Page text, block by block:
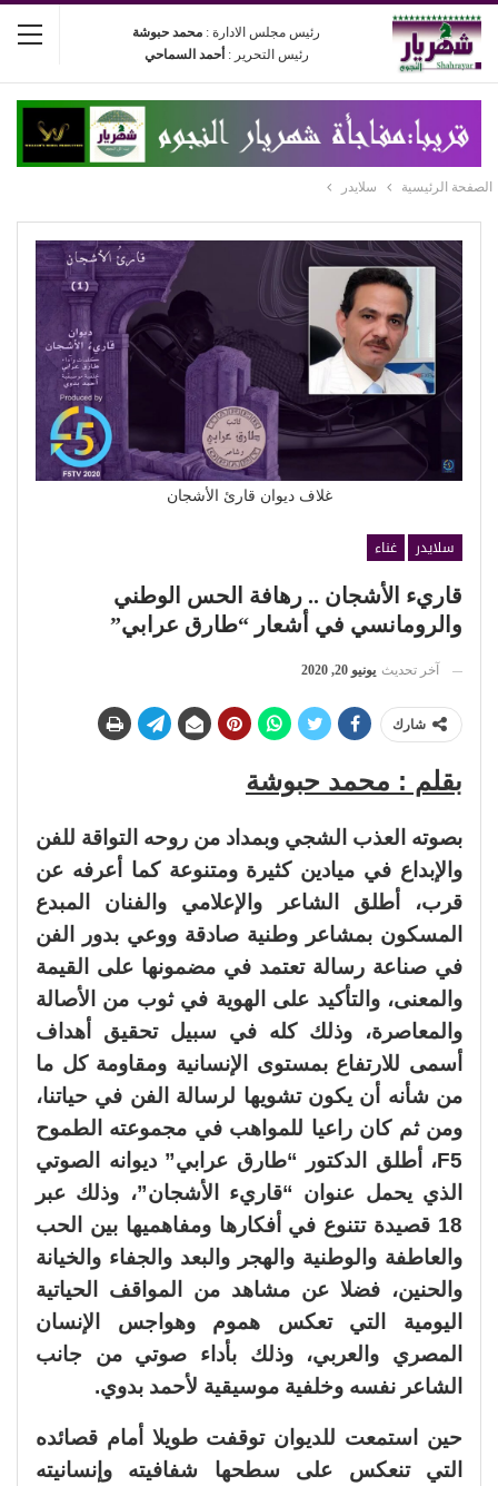
رئيس مجلس الادارة : محمد حبوشة
رئيس التحرير : أحمد السماحي
الصفحة الرئيسية سلايدر
غلاف ديوان قارئ الأشجان
سلايدر
غناء
قاريء الأشجان .. رهافة الحس الوطني
والرومانسي في أشعار “طارق عرابي”
آخر تحديث يونيو 20, 2020
شارك
بقلم : محمد حبوشة
بصوته العذب الشجي وبمداد من روحه التواقة للفن
والإبداع في ميادين كثيرة ومتنوعة كما أعرفه عن
قرب، أطلق الشاعر والإعلامي والفنان المبدع
المسكون بمشاعر وطنية صادقة ووعي بدور الفن
في صناعة رسالة تعتمد في مضمونها على القيمة
والمعنى، والتأكيد على الهوية في ثوب من الأصالة
والمعاصرة، وذلك كله في سبيل تحقيق أهداف
أسمى للارتفاع بمستوى الإنسانية ومقاومة كل ما
من شأنه أن يكون تشويها لرسالة الفن في حياتنا،
ومن ثم كان راعيا للمواهب في مجموعته الطموح
F5، أطلق الدكتور “طارق عرابي” ديوانه الصوتي
الذي يحمل عنوان “قاريء الأشجان”، وذلك عبر
18 قصيدة تتنوع في أفكارها ومفاهميها بين الحب
والعاطفة والوطنية والهجر والبعد والجفاء والخيانة
والحنين، فضلا عن مشاهد من المواقف الحياتية
اليومية التي تعكس هموم وهواجس الإنسان
المصري والعربي، وذلك بأداء صوتي من جانب
الشاعر نفسه وخلفية موسيقية لأحمد بدوي.
حين استمعت للديوان توقفت طويلا أمام قصائده
التي تنعكس على سطحها شفافيته وإنسانيته